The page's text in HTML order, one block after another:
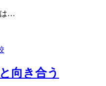
は…
向き合う